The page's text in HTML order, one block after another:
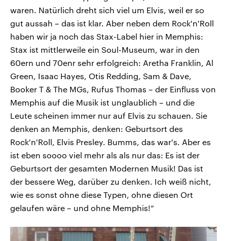
waren. Natürlich dreht sich viel um Elvis, weil er so
gut aussah – das ist klar. Aber neben dem Rock'n'Roll
haben wir ja noch das Stax-Label hier in Memphis:
Stax ist mittlerweile ein Soul-Museum, war in den
60ern und 70enr sehr erfolgreich: Aretha Franklin, Al
Green, Isaac Hayes, Otis Redding, Sam & Dave,
Booker T & The MGs, Rufus Thomas – der Einfluss von
Memphis auf die Musik ist unglaublich – und die
Leute scheinen immer nur auf Elvis zu schauen. Sie
denken an Memphis, denken: Geburtsort des
Rock'n'Roll, Elvis Presley. Bumms, das war's. Aber es
ist eben soooo viel mehr als als nur das: Es ist der
Geburtsort der gesamten Modernen Musik! Das ist
der bessere Weg, darüber zu denken. Ich weiß nicht,
wie es sonst ohne diese Typen, ohne diesen Ort
gelaufen wäre – und ohne Memphis!“